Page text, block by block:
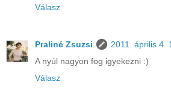
Válasz
Praliné Zsuzsi
2011. április 4.
A nyúl nagyon fog igyekezni :)
Válasz